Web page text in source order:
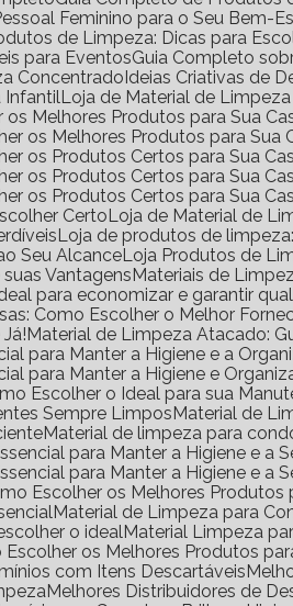
Feminino para o Seu Bem-
de Limpeza: Dicas para
para Eventos
Guia Completo
Concentrado Ideias Criativas de
Infantil Loja de Material de
os Melhores Produtos para Sua
os Melhores Produtos para Sua
os Produtos Certos para Sua
os Produtos Certos para Sua
os Produtos Certos para Sua
Certo
Loja de Material de
Loja de produtos de
Seu Alcance Loja Produtos de
Vantagens
Materiais de
para economizar e garantir
Como Escolher o Melhor
Material de Limpeza Atacado:
para Manter a Higiene e a
para Manter a Higiene e
Escolher o Ideal para sua
Sempre Limpos
Material de
Material de limpeza para
para Manter a Higiene e
para Manter a Higiene e
Escolher os Melhores
Material de Limpeza para
o ideal
Material Limpeza
Escolher os Melhores Produtos
com Itens Descartáveis
Melhores Distribuidores de